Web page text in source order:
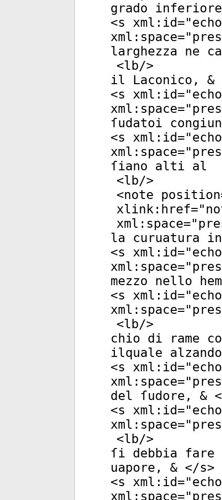
grado
<s xml:id="
xml:space="
larghezza ne
<lb/>
il Laconico, &
<s xml:id="
xml:space="
ſudatoi
<s xml:id="
xml:space="
ſiano alti al
<lb/>
<note position
xlink:href="
xml:space="
la curuatura
<s xml:id="
xml:space="
mezzo nello
<s xml:id="
xml:space="
<lb/>
chio di rame
ilquale
<s xml:id="
xml:space="
del ſudore, &
<s xml:id="
xml:space="
<lb/>
ſi debbia fare
uapore, & </s>
<s xml:id="
xml:space="